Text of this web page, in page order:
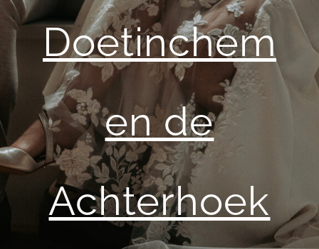
Doetinchem
en de
Achterhoek